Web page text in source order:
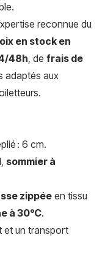
reconnue du
en stock en
48h, de frais de
adaptés aux
: 6 cm.
sommier à
zippée en tissu
à 30°C.
et un transport